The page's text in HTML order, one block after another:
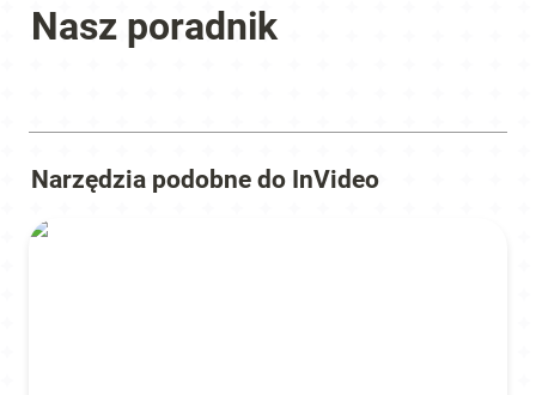
Nasz poradnik
Narzędzia podobne do InVideo
Freepik